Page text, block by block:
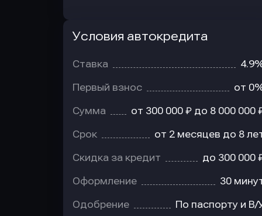
Условия автокредита
Ставка
Первый взнос от
Сумма от 300 000 ₽ до 8 000 000
Срок от 2 месяцев до 8
Скидка за кредит до 300 000
Оформление 30
Одобрение По паспорту и В/